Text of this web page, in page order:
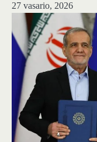
27 vasario, 2026